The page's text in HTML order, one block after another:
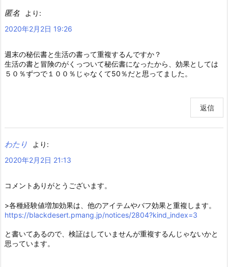
匿名
より:
2020年2月2日 19:26
週末の秘伝書と生活の書って重複するんですか？
生活の書と冒険のがくっついて秘伝書になったから、効果としては
５０％ずつで１００％じゃなくて50％だと思ってました。
返信
わたり
より:
2020年2月2日 21:13
コメントありがとうございます。
>各種経験値増加効果は、他のアイテムやバフ効果と重複します。
https://blackdesert.pmang.jp/notices/2804?kind_index=3
と書いてあるので、検証はしていませんが重複するんじゃないかと
思っています。